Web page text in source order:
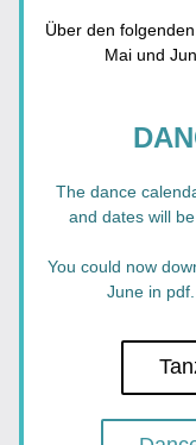
Über den
Mai und
The dance
and dates will
You could now
June in